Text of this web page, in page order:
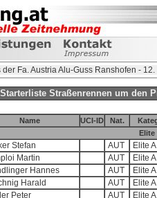
Fa. Austria Alu-Guss Ranshofen -
Starterliste Straßenrennen um den
Name UCI-ID Nat.
Elite
Stefan AUT Elite A
Martin AUT Elite A
Hannes AUT Elite A
Harald AUT Elite A
Peter AUT Elite A